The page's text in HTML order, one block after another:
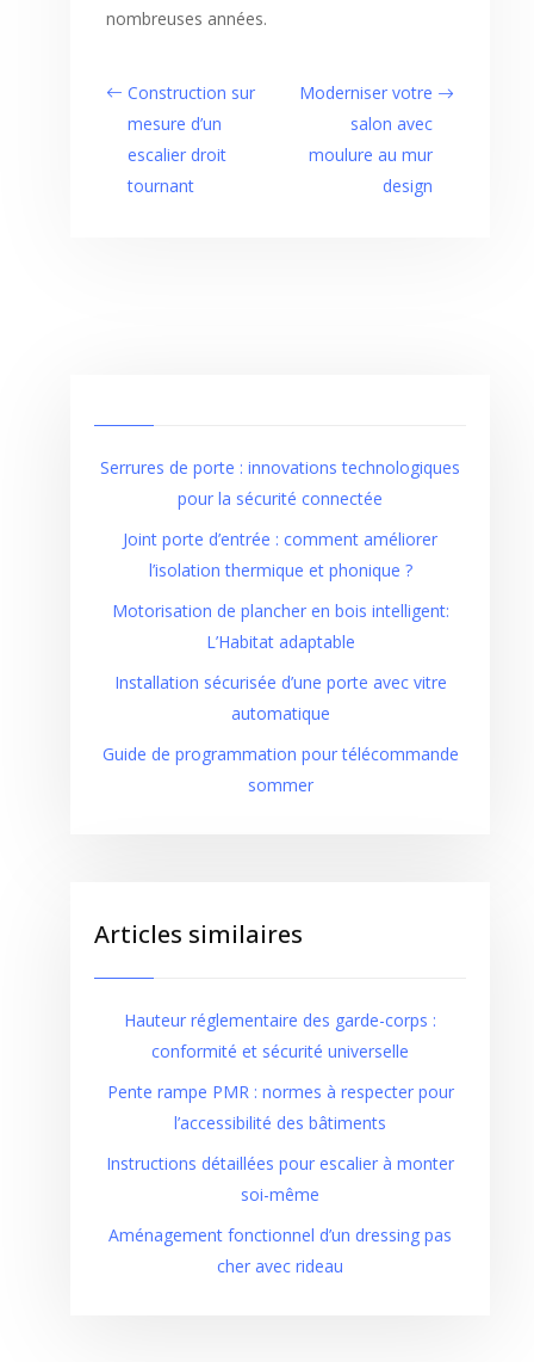
nombreuses années.
Construction sur
mesure d’un
escalier droit
tournant
Moderniser votre
salon avec
moulure au mur
design
Serrures de porte : innovations technologiques
pour la sécurité connectée
Joint porte d’entrée : comment améliorer
l’isolation thermique et phonique ?
Motorisation de plancher en bois intelligent:
L’Habitat adaptable
Installation sécurisée d’une porte avec vitre
automatique
Guide de programmation pour télécommande
sommer
Articles similaires
Hauteur réglementaire des garde-corps :
conformité et sécurité universelle
Pente rampe PMR : normes à respecter pour
l’accessibilité des bâtiments
Instructions détaillées pour escalier à monter
soi-même
Aménagement fonctionnel d’un dressing pas
cher avec rideau